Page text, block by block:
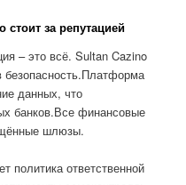
стоит за репутацией
– это всё. Sultan Cazino
безопасность.Платформа
данных, что
банков.Все финансовые
шлюзы.
политика ответственной